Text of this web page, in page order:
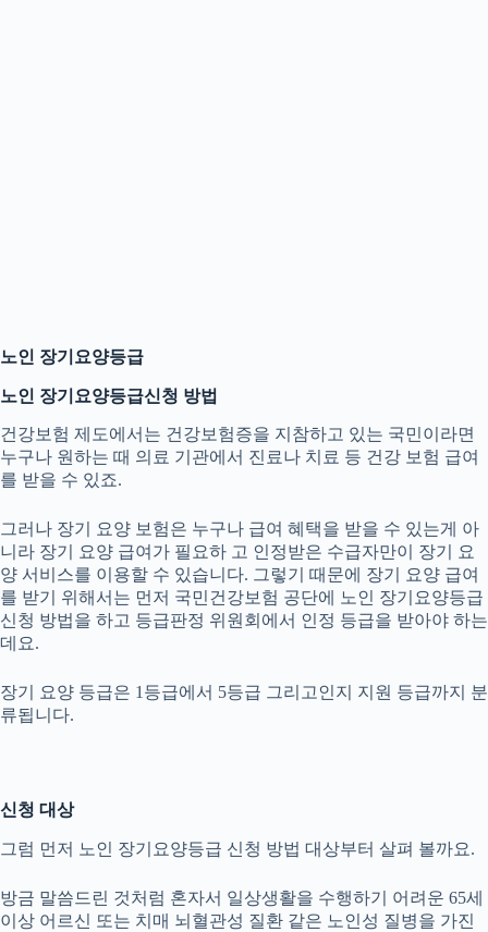
노인 장기요양등급
노인 장기요양등급신청 방법
건강보험 제도에서는 건강보험증을 지참하고 있는 국민이라면
누구나 원하는 때 의료 기관에서 진료나 치료 등 건강 보험 급여
를 받을 수 있죠.
그러나 장기 요양 보험은 누구나 급여 혜택을 받을 수 있는게 아
니라 장기 요양 급여가 필요하 고 인정받은 수급자만이 장기 요
양 서비스를 이용할 수 있습니다. 그렇기 때문에 장기 요양 급여
를 받기 위해서는 먼저 국민건강보험 공단에 노인 장기요양등급
신청 방법을 하고 등급판정 위원회에서 인정 등급을 받아야 하는
데요.
장기 요양 등급은 1등급에서 5등급 그리고인지 지원 등급까지 분
류됩니다.
신청 대상
그럼 먼저 노인 장기요양등급 신청 방법 대상부터 살펴 볼까요.
방금 말씀드린 것처럼 혼자서 일상생활을 수행하기 어려운 65세
이상 어르신 또는 치매 뇌혈관성 질환 같은 노인성 질병을 가진